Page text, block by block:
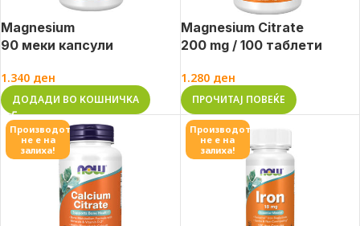
Magnesium
90 меки капсули
1.340 ден
ДОДАДИ ВО КОШНИЧКА
Magnesium Citrate
200 mg / 100 таблети
1.280 ден
ПРОЧИТАЈ ПОВЕЌЕ
Производот
не е на
залиха!
Производот
не е на
залиха!